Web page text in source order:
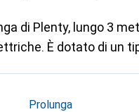
di Plenty, lungo 3
È dotato di un
Prolunga